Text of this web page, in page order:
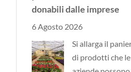
di prodotti che le
aziende possono